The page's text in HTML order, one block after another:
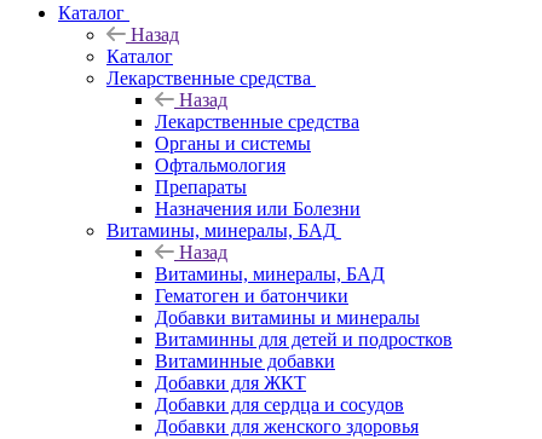
Каталог
Назад
Каталог
Лекарственные средства
Назад
Лекарственные средства
Органы и системы
Офтальмология
Препараты
Назначения или Болезни
Витамины, минералы, БАД
Назад
Витамины, минералы, БАД
Гематоген и батончики
Добавки витамины и минералы
Витаминны для детей и подростков
Витаминные добавки
Добавки для ЖКТ
Добавки для сердца и сосудов
Добавки для женского здоровья